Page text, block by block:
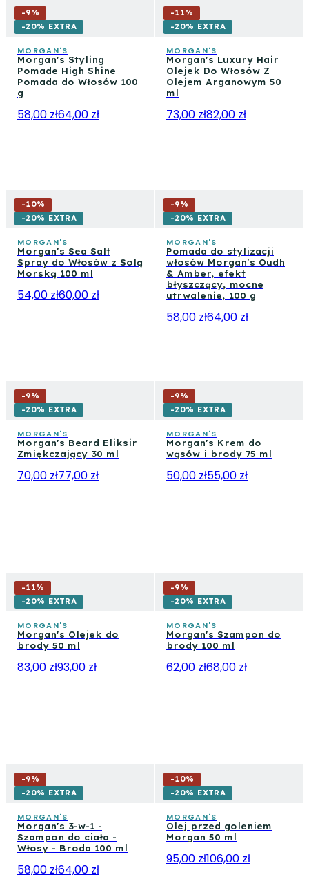
-9%
-20% EXTRA
MORGAN'S
Morgan's Styling
Pomade High Shine
Pomada do Włosów 100
g
58,00 zł64,00 zł
-11%
-20% EXTRA
MORGAN'S
Morgan's Luxury Hair
Olejek Do Włosów Z
Olejem Arganowym 50
ml
73,00 zł82,00 zł
-10%
-20% EXTRA
MORGAN'S
Morgan's Sea Salt
Spray do Włosów z Solą
Morską 100 ml
54,00 zł60,00 zł
-9%
-20% EXTRA
MORGAN'S
Pomada do stylizacji
włosów Morgan's Oudh
& Amber, efekt
błyszczący, mocne
utrwalenie, 100 g
58,00 zł64,00 zł
-9%
-20% EXTRA
MORGAN'S
Morgan's Beard Eliksir
Zmiękczający 30 ml
70,00 zł77,00 zł
-9%
-20% EXTRA
MORGAN'S
Morgan's Krem do
wąsów i brody 75 ml
50,00 zł55,00 zł
-11%
-20% EXTRA
MORGAN'S
Morgan's Olejek do
brody 50 ml
83,00 zł93,00 zł
-9%
-20% EXTRA
MORGAN'S
Morgan's Szampon do
brody 100 ml
62,00 zł68,00 zł
-9%
-20% EXTRA
MORGAN'S
Morgan's 3-w-1 -
Szampon do ciała -
Włosy - Broda 100 ml
58,00 zł64,00 zł
-10%
-20% EXTRA
MORGAN'S
Olej przed goleniem
Morgan 50 ml
95,00 zł106,00 zł